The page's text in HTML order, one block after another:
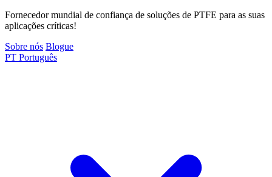
Fornecedor mundial de confiança de soluções de PTFE para as suas
aplicações críticas!
Sobre nós Blogue
PT Português